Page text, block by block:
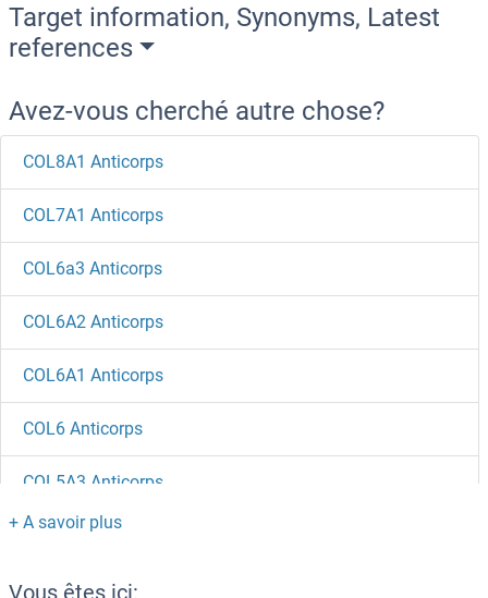
Target information, Synonyms, Latest
references
Avez-vous cherché autre chose?
COL8A1 Anticorps
COL7A1 Anticorps
COL6a3 Anticorps
COL6A2 Anticorps
COL6A1 Anticorps
COL6 Anticorps
COL5A3 Anticorps
COL5A2 Anticorps
COL5A1 Anticorps
Vous êtes ici: